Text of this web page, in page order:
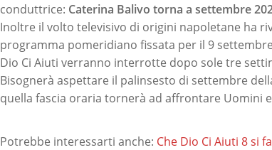
conduttrice: Caterina Balivo torna a settembre
Inoltre il volto televisivo di origini napoletane ha
programma pomeridiano fissata per il 9
Dio Ci Aiuti verranno interrotte dopo sole tre
Bisognerà aspettare il palinsesto di settembre
quella fascia oraria tornerà ad affrontare Uomini
Potrebbe interessarti anche: Che Dio Ci Aiuti 8 si